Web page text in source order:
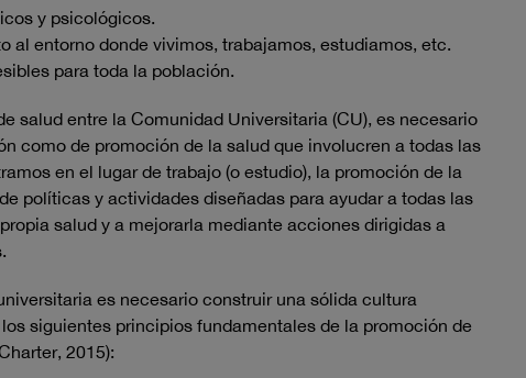
y psicológicos.
al entorno donde vivimos, trabajamos, estudiamos, etc.
para toda la población.
salud entre la Comunidad Universitaria (CU), es necesario
como de promoción de la salud que involucren a todas las
en el lugar de trabajo (o estudio), la promoción de la
políticas y actividades diseñadas para ayudar a todas las
salud y a mejorarla mediante acciones dirigidas a
es necesario construir una sólida cultura
siguientes principios fundamentales de la promoción de
2015):